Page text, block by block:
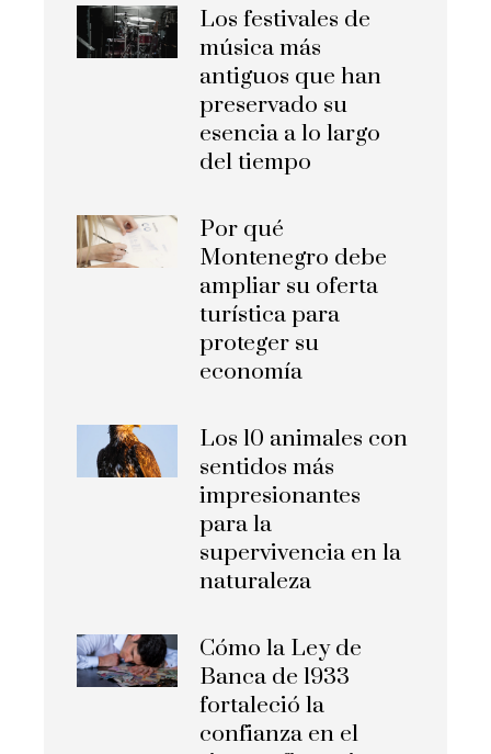
Los festivales de
música más
antiguos que han
preservado su
esencia a lo largo
del tiempo
Por qué
Montenegro debe
ampliar su oferta
turística para
proteger su
economía
Los 10 animales con
sentidos más
impresionantes
para la
supervivencia en la
naturaleza
Cómo la Ley de
Banca de 1933
fortaleció la
confianza en el